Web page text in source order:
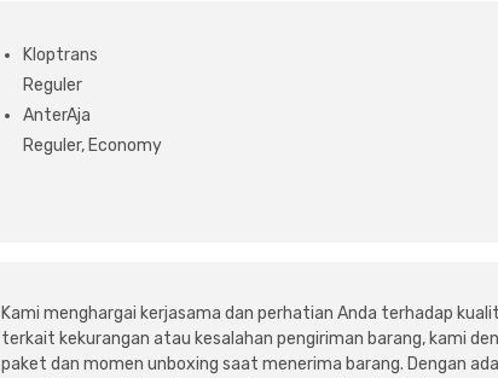
Kloptrans
Reguler
AnterAja
Reguler, Economy
Kami menghargai kerjasama dan perhatian Anda terhadap
terkait kekurangan atau kesalahan pengiriman barang, kami
paket dan momen unboxing saat menerima barang. Dengan